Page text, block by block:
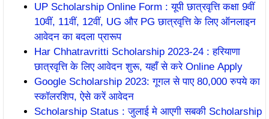
UP Scholarship Online Form : यूपी छात्रवृत्ति कक्षा 9वीं
10वीं, 11वीं, 12वीं, UG और PG छात्रवृत्ति के लिए ऑनलाइन
आवेदन का बदला प्रारूप
Har Chhatravritti Scholarship 2023-24 : हरियाणा
छात्रवृत्ति के लिए आवेदन शुरू, यहाँ से करे Online Apply
Google Scholarship 2023: गूगल से पाए 80,000 रुपये का
स्कॉलरशिप, ऐसे करें आवेदन
Scholarship Status : जुलाई मे आएगी सबकी Scholarship